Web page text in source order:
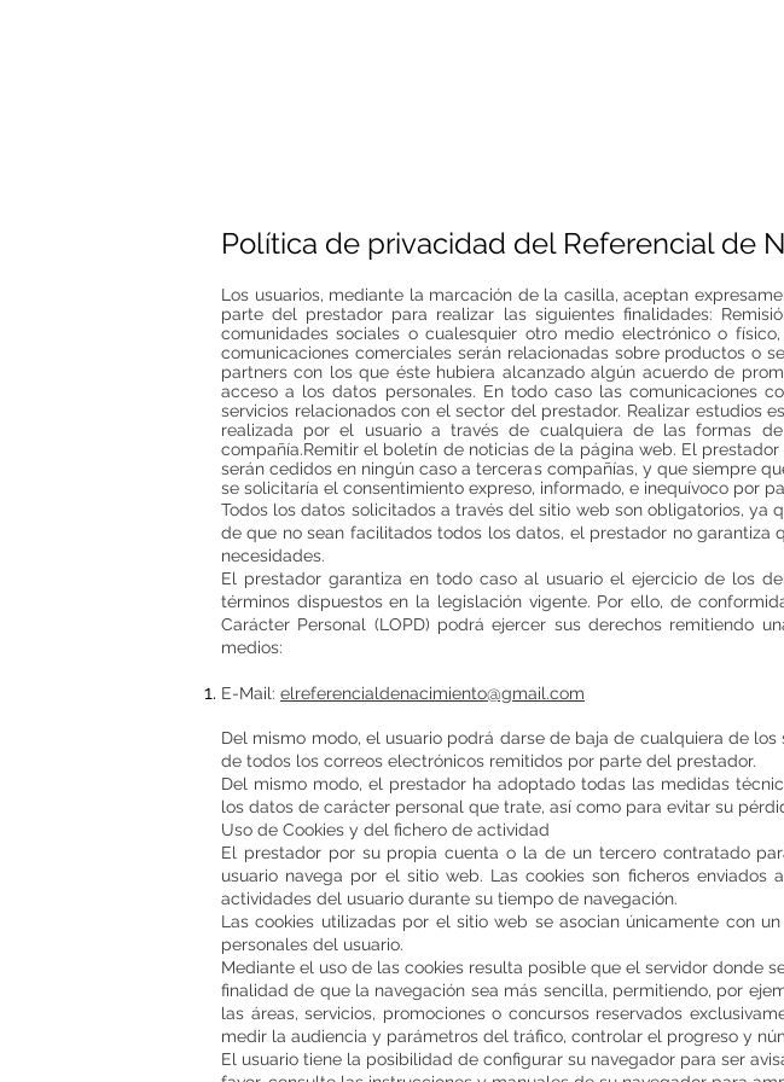
Política de privacidad del Referencial de
Los usuarios, mediante la marcación de la casilla, aceptan
parte del prestador para realizar las siguientes finalidades:
comunidades sociales o cualesquier otro medio electrónico o
comunicaciones comerciales serán relacionadas sobre productos o
partners con los que éste hubiera alcanzado algún acuerdo de
acceso a los datos personales. En todo caso las comunicaciones
servicios relacionados con el sector del prestador. Realizar estudios
realizada por el usuario a través de cualquiera de las formas
compañía.Remitir el boletín de noticias de la página web. El
serán cedidos en ningún caso a terceras compañías, y que siempre
se solicitaría el consentimiento expreso, informado, e inequívoco por
Todos los datos solicitados a través del sitio web son obligatorios, ya
de que no sean facilitados todos los datos, el prestador no
necesidades.
El prestador garantiza en todo caso al usuario el ejercicio de los
términos dispuestos en la legislación vigente. Por ello, de
Carácter Personal (LOPD) podrá ejercer sus derechos remitiendo
medios:
E-Mail: elreferencialdenacimiento@gmail.com
Del mismo modo, el usuario podrá darse de baja de cualquiera de
de todos los correos electrónicos remitidos por parte del prestador.
Del mismo modo, el prestador ha adoptado todas las medidas
los datos de carácter personal que trate, así como para evitar su
Uso de Cookies y del fichero de actividad
El prestador por su propia cuenta o la de un tercero contratado
usuario navega por el sitio web. Las cookies son ficheros
actividades del usuario durante su tiempo de navegación.
Las cookies utilizadas por el sitio web se asocian únicamente con
personales del usuario.
Mediante el uso de las cookies resulta posible que el servidor donde
finalidad de que la navegación sea más sencilla, permitiendo, por
las áreas, servicios, promociones o concursos reservados
medir la audiencia y parámetros del tráfico, controlar el progreso y
El usuario tiene la posibilidad de configurar su navegador para ser